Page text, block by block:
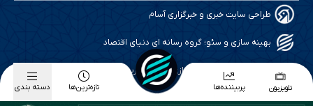
طراحی سایت خبری و خبرگزاری آسام
بهینه سازی و سئو؛ گروه رسانه ای دنیای اقتصاد
طراحی گرافیک و پیاده سازی؛ برآیند تجربه
تلویزیون پربیننده‌ها تازه‌ترین‌ها دسته بندی